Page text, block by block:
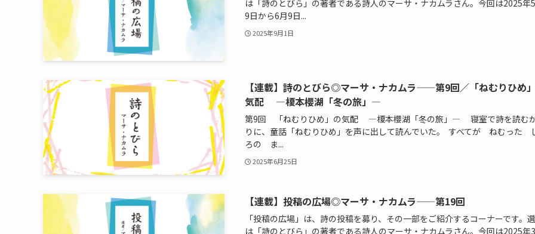
は「詩のとびら」の著者である詩人のマーサ・ナカムラさん。今回は2025年
9日から6月9日...
2025年9月1日
【連載】詩のとびら◎マーサ・ナカムラ——第9回／「ねむりひめ
気配 —榎本櫻湖「冬の旅」—
第9回 「ねむりひめ」の気配 —榎本櫻湖「冬の旅」— 寝室で詩を読む
りに、童話「ねむりひめ」を声に出して読んでいた。 すべてが ねむった
ろの ま...
2025年6月25日
【連載】投稿の広場◎マーサ・ナカムラ——第19回
「投稿の広場」は、詩の投稿を募り、その一部をご紹介するコーナーです。
は「詩のとびら」の著者である詩人のマーサ・ナカムラさん。今回は2025年